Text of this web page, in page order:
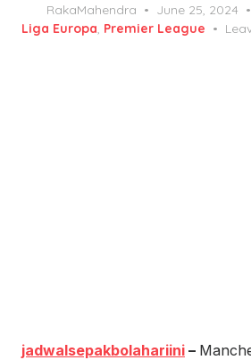
RakaMahendra
Posted
on
June 25, 2024
Liga Europa, Premier League
jadwalsepakbolahariini –